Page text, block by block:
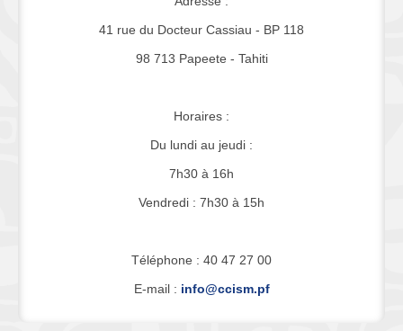
41 rue du Docteur Cassiau - BP 118
98 713 Papeete - Tahiti
Horaires :
Du lundi au jeudi :
7h30 à 16h
Vendredi : 7h30 à 15h
Téléphone : 40 47 27 00
E-mail : info@ccism.pf